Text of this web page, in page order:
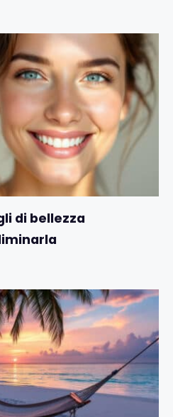
di bellezza